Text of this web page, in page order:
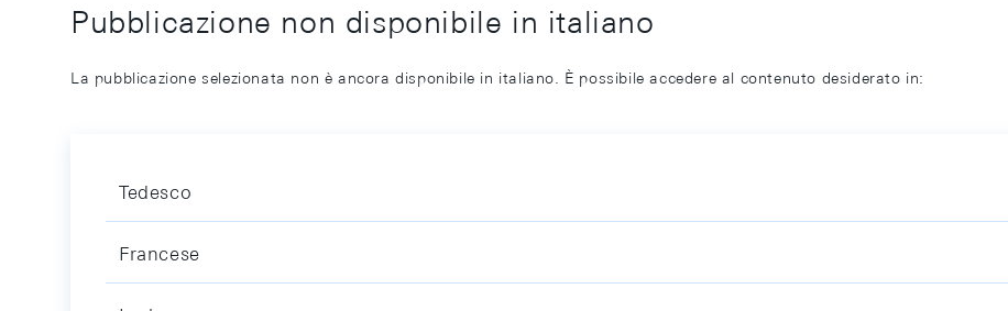
Pubblicazione non disponibile in italiano
La pubblicazione selezionata non è ancora disponibile in italiano. È possibile accedere al contenuto desiderato in:
Tedesco
Francese